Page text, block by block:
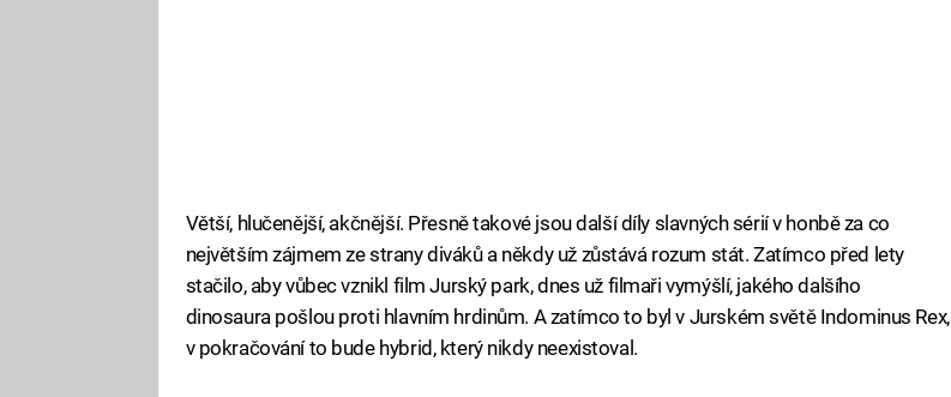
Větší, hlučenější, akčnější. Přesně takové jsou další díly slavných sérií v honbě za co
největším zájmem ze strany diváků a někdy už zůstává rozum stát. Zatímco před lety
stačilo, aby vůbec vznikl film Jurský park, dnes už filmaři vymýšlí, jakého dalšího
dinosaura pošlou proti hlavním hrdinům. A zatímco to byl v Jurském světě Indominus Rex,
v pokračování to bude hybrid, který nikdy neexistoval.